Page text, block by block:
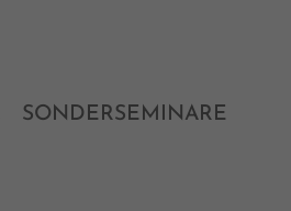
SONDERSEMINARE